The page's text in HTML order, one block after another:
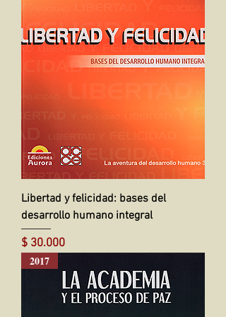
Libertad y felicidad: bases del
desarrollo humano integral
Precio
$ 30.000
2017